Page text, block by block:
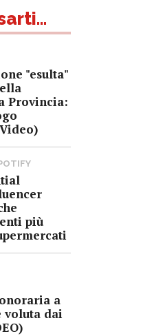
"esulta"
Provincia:
più
a
voluta dai